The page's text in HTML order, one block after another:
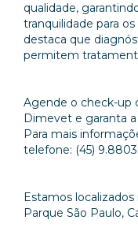
qualidade,
tranquilidade para
destaca que
permitem
Agende o check-up
Dimevet e garanta
Para mais
telefone: (45)
Estamos localizados
Parque São Paulo,